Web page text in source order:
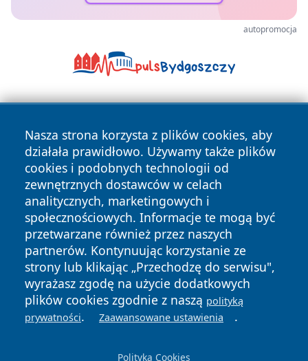
autopromocja
Nasza strona korzysta z plików cookies, aby
działała prawidłowo. Używamy także plików
cookies i podobnych technologii od
zewnętrznych dostawców w celach
analitycznych, marketingowych i
społecznościowych. Informacje te mogą być
przetwarzane również przez naszych
partnerów. Kontynuując korzystanie ze
strony lub klikając „Przechodzę do serwisu",
wyrażasz zgodę na użycie dodatkowych
plików cookies zgodnie z naszą polityką
prywatności. Zaawansowane ustawienia .
Polityka Cookies
Copyright © 2026 piekaryonline.pl Wszystkie prawa
zastrzeżone.
News Autorzy
Polityka
Prywatności
Polityka
Cookies